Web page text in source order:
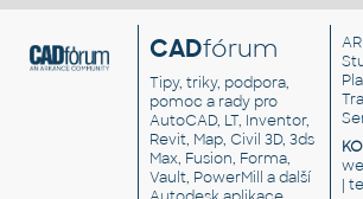
CADfórum
Tipy, triky, podpora,
pomoc a rady pro
AutoCAD, LT, Inventor,
Revit, Map, Civil 3D, 3ds
Max, Fusion, Forma,
Vault, PowerMill a další
|